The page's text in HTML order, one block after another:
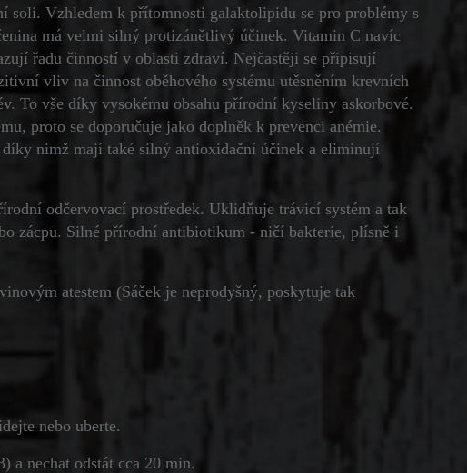
Vzhledem k přítomnosti galaktolipidu se pro problémy s
má velmi silný protizánětlivý účinek. Vitamin C navíc
řadu činností v oblasti zdraví. Nejčastěji se připisují
vliv na činnost oběhového systému utěsněním krevních
To vše díky vysokému obsahu přírodní kyseliny askorbové.
proto se doporučuje jako doplněk k prevenci anémie.
nimž mají také silný antioxidační účinek a eliminují
odčervovací prostředek. Uklidňuje trávicí systém a tak
zácpu. Silné přírodní antibiotikum - ničí bakterie, plísně i
atestem (Sáček je neprodyšný, poskytuje tak
nebo uberte.
a nechat odstát cca 20 min.